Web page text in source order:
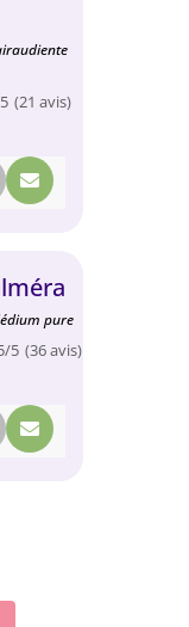
(21 avis)
pure
5 (36 avis)